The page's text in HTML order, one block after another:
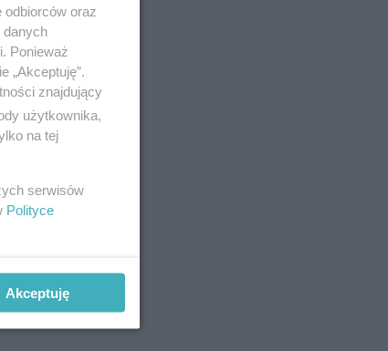
oraz
danych
Ponieważ
„Akceptuję”.
znajdujący
użytkownika,
na tej
serwisów
Polityce
Akceptuję